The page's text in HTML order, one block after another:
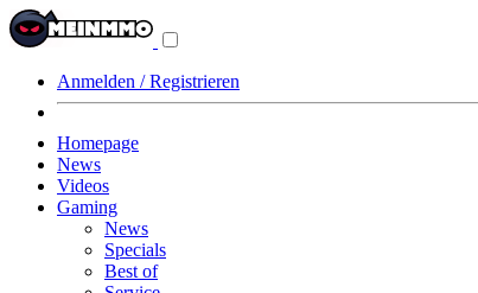
Anmelden / Registrieren
Homepage
News
Videos
Gaming
News
Specials
Best of